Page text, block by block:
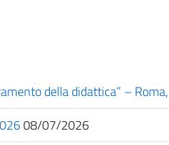
della didattica” –
08/07/2026